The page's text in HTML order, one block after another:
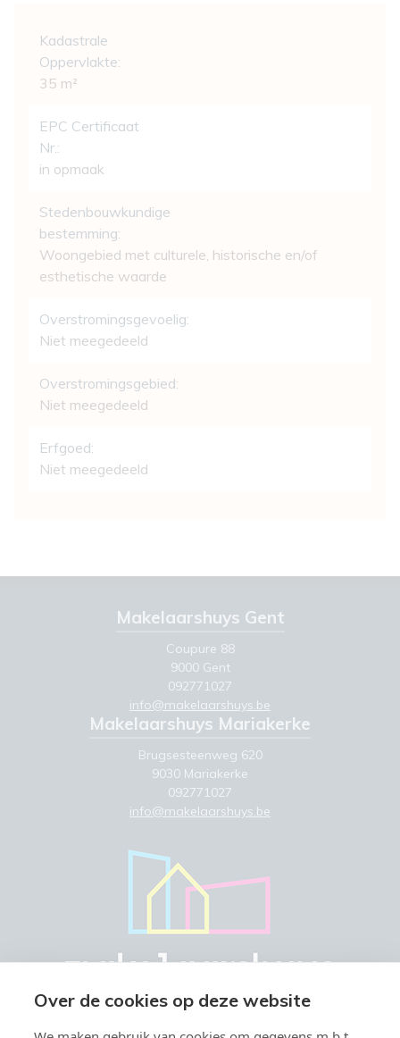
Kadastrale
Oppervlakte:
35 m²
EPC Certificaat
Nr.:
in opmaak
Stedenbouwkundige
bestemming:
Woongebied met culturele, historische en/of
esthetische waarde
Overstromingsgevoelig:
Niet meegedeeld
Overstromingsgebied:
Niet meegedeeld
Erfgoed:
Niet meegedeeld
Makelaarshuys Gent
Coupure 88
9000 Gent
092771027
info@makelaarshuys.be
Makelaarshuys Mariakerke
Brugsesteenweg 620
9030 Mariakerke
092771027
info@makelaarshuys.be
Over de cookies op deze website